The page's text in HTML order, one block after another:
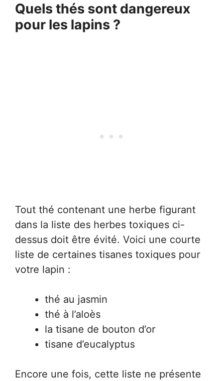
Quels thés sont dangereux
pour les lapins ?
Tout thé contenant une herbe figurant
dans la liste des herbes toxiques ci-
dessus doit être évité. Voici une courte
liste de certaines tisanes toxiques pour
votre lapin :
thé au jasmin
thé à l’aloès
la tisane de bouton d’or
tisane d’eucalyptus
Encore une fois, cette liste ne présente